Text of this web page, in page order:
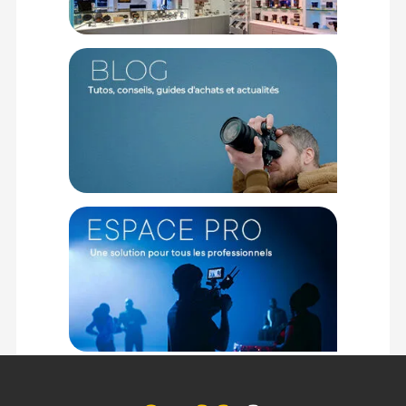
Caractéristiques de l'imprimante Canon Selphy CP1500
blanche :
SYSTÈME D'IMPRESSION
Méthode : Sublimation thermique 300 x 300 ppp
Résolution maximale Couleurs : Encres 3 couleurs (jaune,
cyan, magenta) avec couche de protection, 256 nuances par
couleur (profondeur de couleur sur 24 bits)
SUPPORTS ET CARTOUCHE
Format carte postale : 100 × 148 mm
Format L : 89 × 119 mm
Taille de carte : 54 × 86 mm
Autocollants au format carte de crédit KC-18IF : 54 × 86 mm
Autocollants carrés KC-18IS : 54 × 54 mm
Mini-autocollants KC-18IL : 22 x 17,3 mm
Papier autocollant : 72 x 85 mm
Cartouche d'encre : Fournie avec le papier